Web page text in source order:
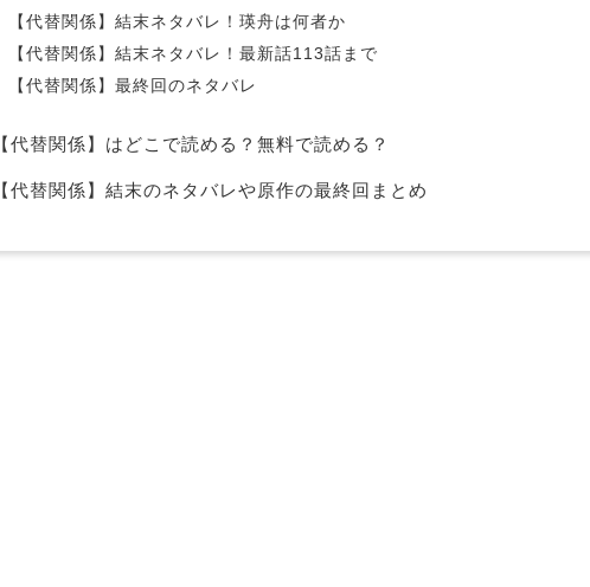
【代替関係】結末ネタバレ！瑛舟は何者か
【代替関係】結末ネタバレ！最新話113話まで
【代替関係】最終回のネタバレ
【代替関係】はどこで読める？無料で読める？
【代替関係】結末のネタバレや原作の最終回まとめ